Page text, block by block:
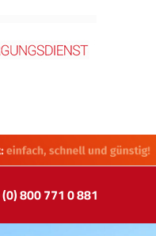
800 771 0 881